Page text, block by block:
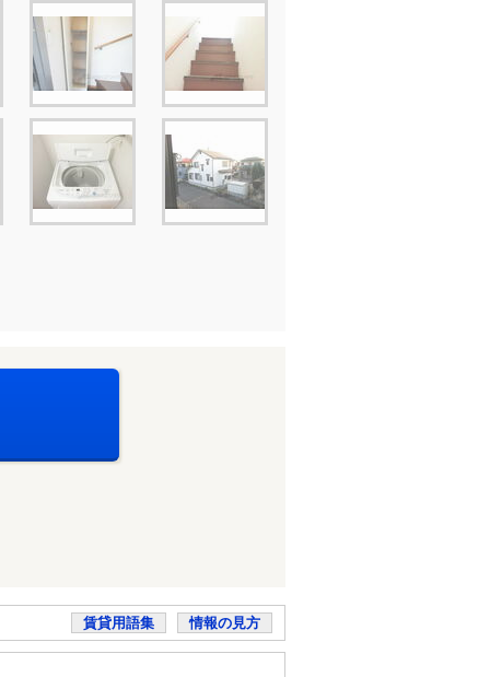
賃貸用語集 情報の見方